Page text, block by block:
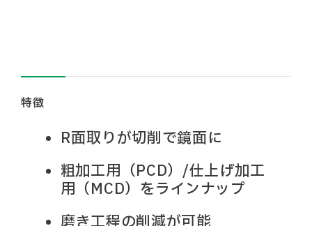
特徴
R面取りが切削で鏡面に
粗加工用（PCD）/仕上げ加工
用（MCD）をラインナップ